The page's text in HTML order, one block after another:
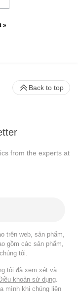
»
from the experts at
trên web, sản phẩm,
gồm các sản phẩm,
tôi.
tôi đã xem xét và
khoản sử dụng
mình khi chúng liên
Back to top